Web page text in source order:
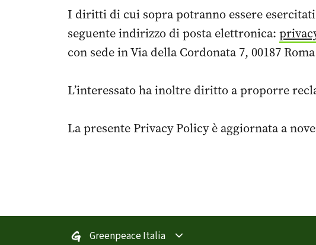
I diritti di cui sopra potranno essere
seguente indirizzo di posta elettronica:
con sede in Via della Cordonata 7, 00187
L’interessato ha inoltre diritto a proporre
La presente Privacy Policy è aggiornata a
Greenpeace Italia